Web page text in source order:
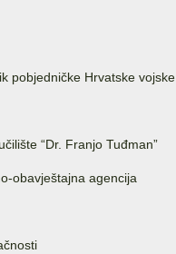
pobjedničke Hrvatske vojske
“Dr. Franjo Tuđman”
obavještajna agencija